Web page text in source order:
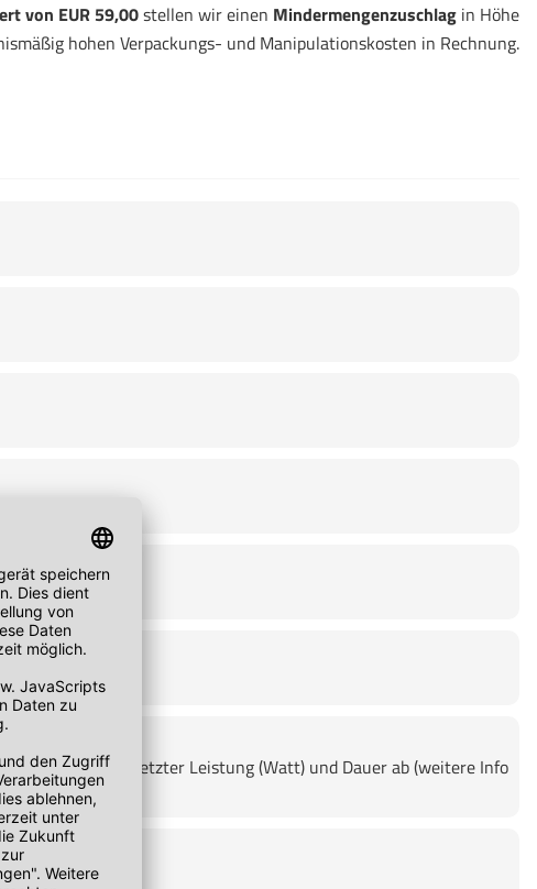
von EUR 59,00stellen wir einen Mindermengenzuschlag in Höhe
hohen Verpackungs- und Manipulationskosten in Rechnung.
Füllgut, eingesetzter Leistung (Watt) und Dauer ab (weitere Info